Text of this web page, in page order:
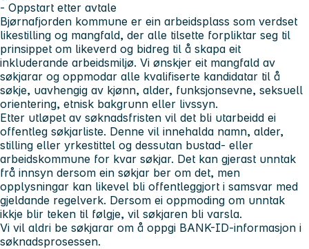
- Oppstart etter avtale
Bjørnafjorden kommune er ein arbeidsplass som verdset
likestilling og mangfald, der alle tilsette forpliktar seg til
prinsippet om likeverd og bidreg til å skapa eit
inkluderande arbeidsmiljø. Vi ønskjer eit mangfald av
søkjarar og oppmodar alle kvalifiserte kandidatar til å
søkje, uavhengig av kjønn, alder, funksjonsevne, seksuell
orientering, etnisk bakgrunn eller livssyn.
Etter utløpet av søknadsfristen vil det bli utarbeidd ei
offentleg søkjarliste. Denne vil innehalda namn, alder,
stilling eller yrkestittel og dessutan bustad- eller
arbeidskommune for kvar søkjar. Det kan gjerast unntak
frå innsyn dersom ein søkjar ber om det, men
opplysningar kan likevel bli offentleggjort i samsvar med
gjeldande regelverk. Dersom ei oppmoding om unntak
ikkje blir teken til følgje, vil søkjaren bli varsla.
Vi vil aldri be søkjarar om å oppgi BANK-ID-informasjon i
søknadsprosessen.